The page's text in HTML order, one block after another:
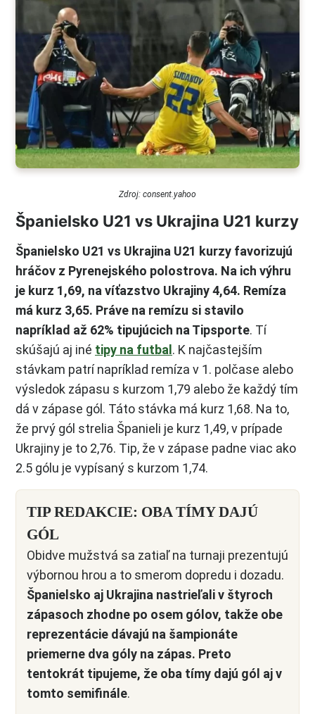
Zdroj: consent.yahoo
Španielsko U21 vs Ukrajina U21 kurzy
Španielsko U21 vs Ukrajina U21 kurzy favorizujú
hráčov z Pyrenejského polostrova. Na ich výhru
je kurz 1,69, na víťazstvo Ukrajiny 4,64. Remíza
má kurz 3,65. Práve na remízu si stavilo
napríklad až 62% tipujúcich na Tipsporte. Tí
skúšajú aj iné tipy na futbal. K najčastejším
stávkam patrí napríklad remíza v 1. polčase alebo
výsledok zápasu s kurzom 1,79 alebo že každý tím
dá v zápase gól. Táto stávka má kurz 1,68. Na to,
že prvý gól strelia Španieli je kurz 1,49, v prípade
Ukrajiny je to 2,76. Tip, že v zápase padne viac ako
2.5 gólu je vypísaný s kurzom 1,74.
TIP REDAKCIE: OBA TÍMY DAJÚ
GÓL
Obidve mužstvá sa zatiaľ na turnaji prezentujú
výbornou hrou a to smerom dopredu i dozadu.
Španielsko aj Ukrajina nastrieľali v štyroch
zápasoch zhodne po osem gólov, takže obe
reprezentácie dávajú na šampionáte
priemerne dva góly na zápas. Preto
tentokrát tipujeme, že oba tímy dajú gól aj v
tomto semifinále.